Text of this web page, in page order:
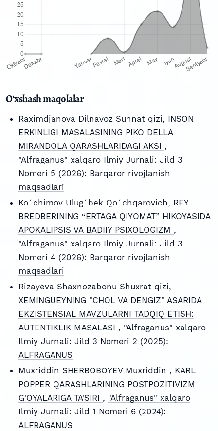
O'xshash maqolalar
Raximdjanova Dilnavoz Sunnat qizi, INSON
ERKINLIGI MASALASINING PIKO DELLA
MIRANDOLA QARASHLARIDAGI AKSI ,
"Alfraganus" xalqaro Ilmiy Jurnali: Jild 3
Nomeri 5 (2026): Barqaror rivojlanish
maqsadlari
Koʻchimov Ulugʻbek Qoʻchqarovich, REY
BREDBERINING “ERTAGA QIYOMAT” HIKOYASIDA
APOKALIPSIS VA BADIIY PSIXOLOGIZM ,
"Alfraganus" xalqaro Ilmiy Jurnali: Jild 3
Nomeri 4 (2026): Barqaror rivojlanish
maqsadlari
Rizayeva Shaxnozabonu Shuxrat qizi,
XEMINGUEYNING "CHOL VA DENGIZ" ASARIDA
EKZISTENSIAL MAVZULARNI TADQIQ ETISH:
AUTENTIKLIK MASALASI , "Alfraganus" xalqaro
Ilmiy Jurnali: Jild 3 Nomeri 2 (2025):
ALFRAGANUS
Muxriddin SHERBOBOYEV Muxriddin , KARL
POPPER QARASHLARINING POSTPOZITIVIZM
G'OYALARIGA TA'SIRI , "Alfraganus" xalqaro
Ilmiy Jurnali: Jild 1 Nomeri 6 (2024):
ALFRAGANUS